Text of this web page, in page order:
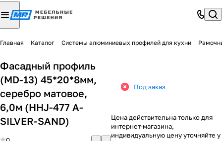
Главная Каталог Системы алюминиевых профилей для кухни
Фасадный профиль
(MD-13) 45*20*8мм,
серебро матовое,
6,0м (HHJ-477 A-
SILVER-SAND)
Под заказ
Цена действительна только для
интернет-магазина,
индивидуальную цену уточняйте у